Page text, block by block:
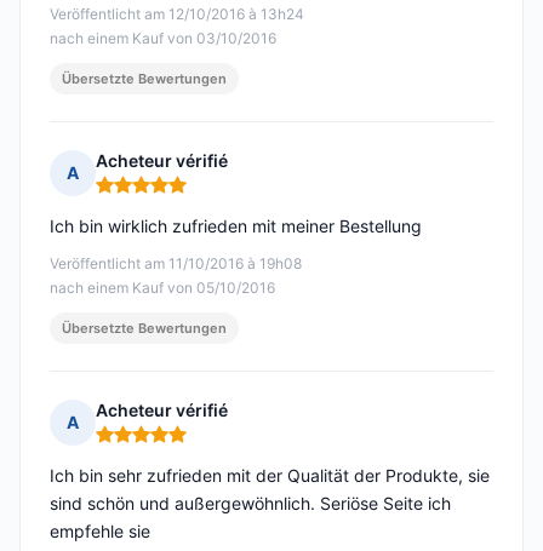
Veröffentlicht am 12/10/2016 à 13h24
nach einem Kauf von 03/10/2016
Übersetzte Bewertungen
A
Acheteur vérifié
Hinweis: 5 von 5
Veröffentlicht am 11/10/2016 à 19h08
nach einem Kauf von 05/10/2016
Ich bin wirklich zufrieden mit meiner Bestellung
Übersetzte Bewertungen
A
Acheteur vérifié
Hinweis: 5 von 5
Ich bin sehr zufrieden mit der Qualität der Produkte, sie
sind schön und außergewöhnlich. Seriöse Seite ich
empfehle sie